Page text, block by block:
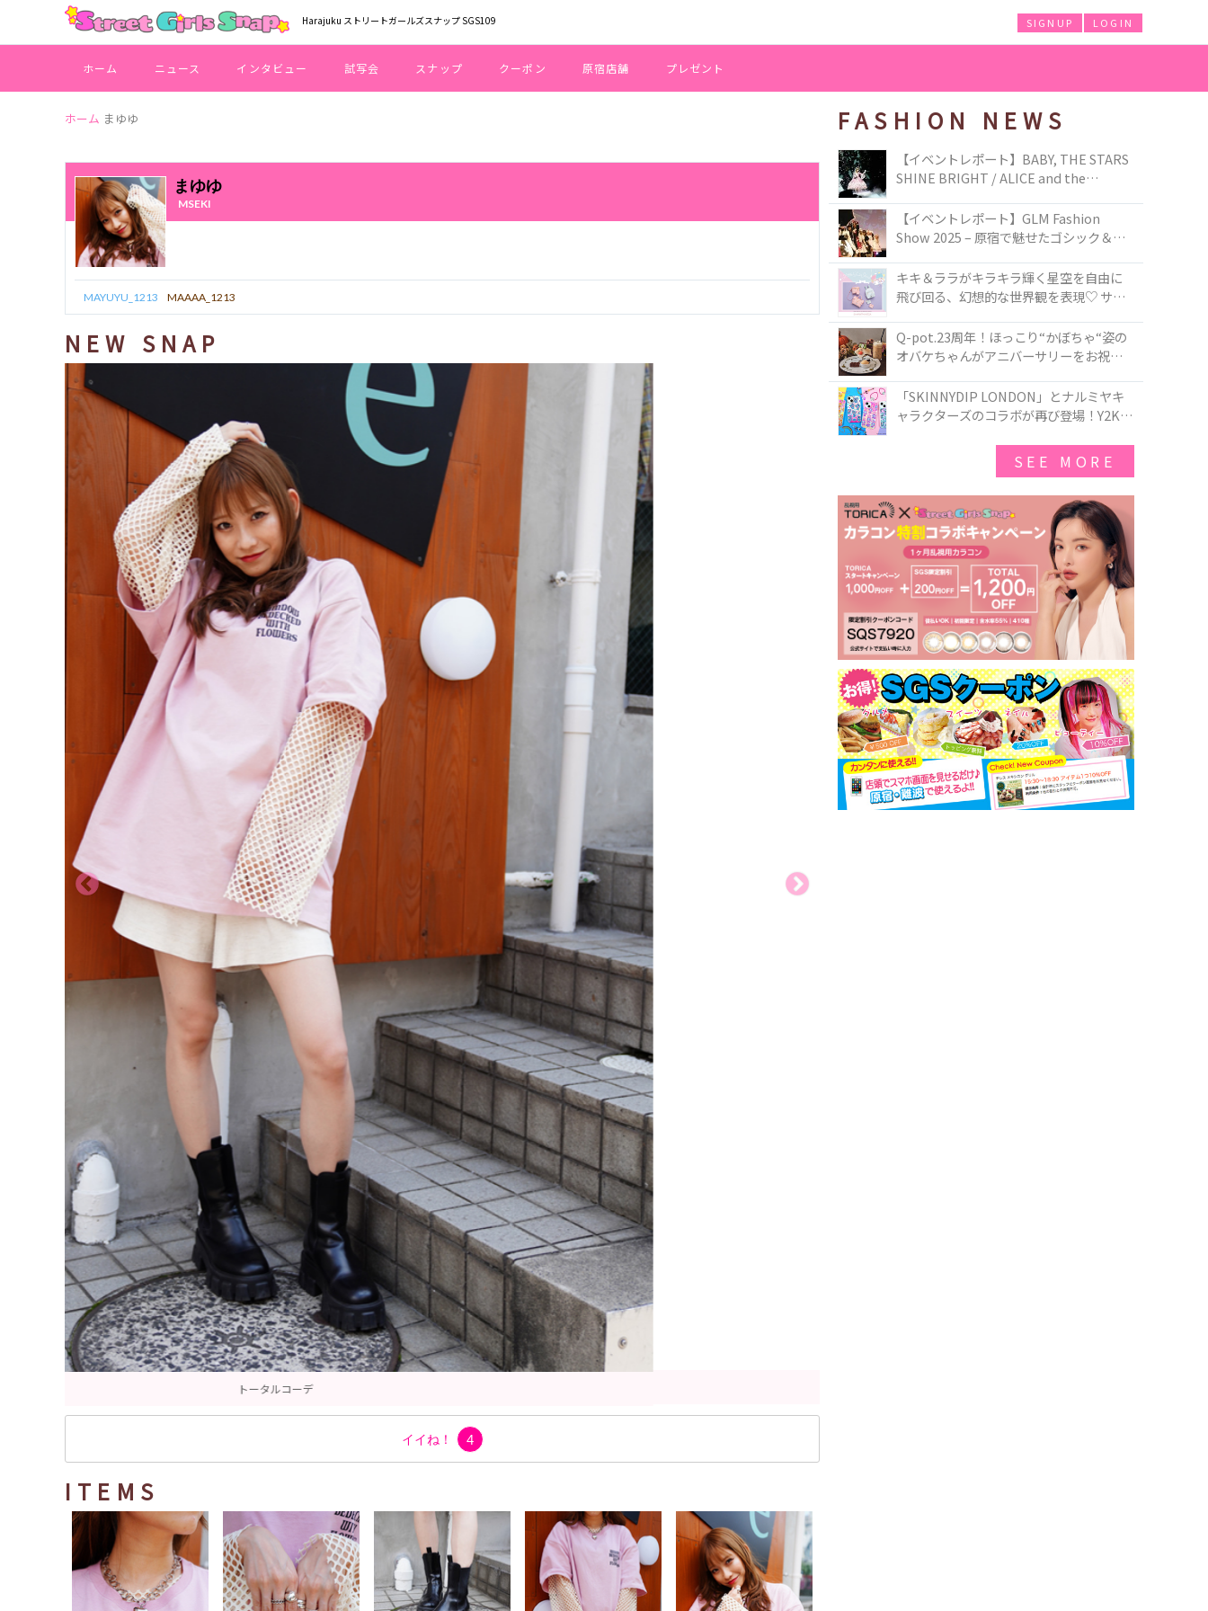
Harajuku ストリートガールズスナップ SGS109 LOGIN
SIGNUP
ホーム ニュース インタビュー 試写会 スナップ クーポン 原宿店舗 プレゼント
ホーム まゆゆ
まゆゆ
MSEKI
MAYUYU_1213 MAAAA_1213
NEW SNAP
イイね！ 4
ITEMS
FASHION NEWS
【イベントレポート】BABY, THE STARS
SHINE BRIGHT / ALICE and the
TOKYO
【イベントレポート】GLM Fashion
Show 2025 – 原宿で魅せたゴシック＆ロ
キキ＆ララがキラキラ輝く星空を自由に
飛び回る、幻想的な世界観を表現♡ サマ
50周年アニバーサリーイヤー』を記念し
たコレクションが登場
Q-pot.23周年！ほっこり“かぼちゃ“姿の
オバケちゃんがアニバーサリーをお祝い
ー」が新発売！Q-pot CAFE.では「かぼち
ゃのオバケーキプレート」も登場
「SKINNYDIP LONDON」とナルミヤキ
ャラクターズのコラボが再び登場！Y2Kム
SEE MORE